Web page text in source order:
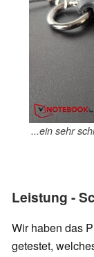
...ein sehr
Leistung -
Wir haben das
getestet,